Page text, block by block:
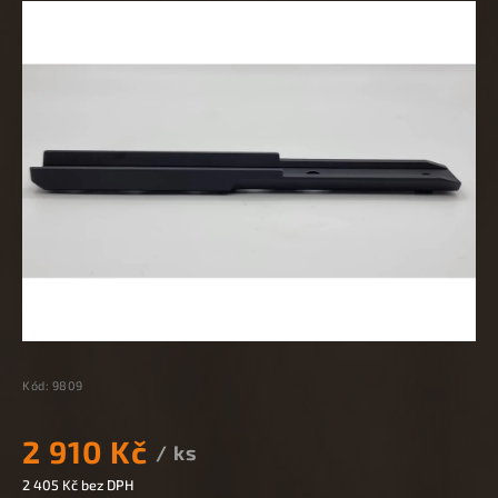
Kód: 9809
2 910 Kč / ks
2 405 Kč bez DPH